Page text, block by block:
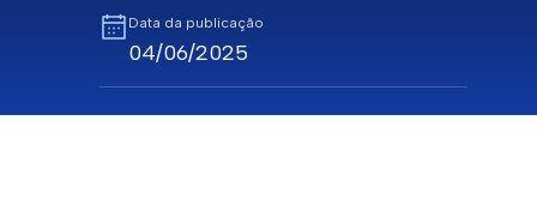
Data da publicação
04/06/2025